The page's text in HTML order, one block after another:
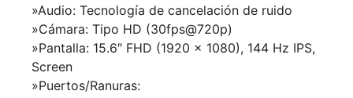
»Audio: Tecnología de cancelación de ruido
»Cámara: Tipo HD (30fps@720p)
»Pantalla: 15.6″ FHD (1920 x 1080), 144 Hz IPS,
Screen
»Puertos/Ranuras: